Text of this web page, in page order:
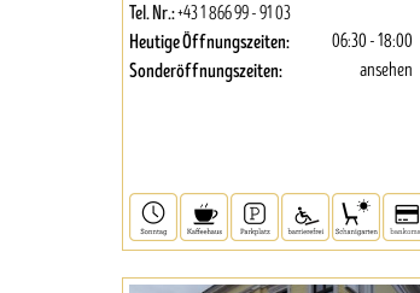
Tel. Nr.:+43 1 866 99 - 91 03
Heutige Öffnungszeiten: 06:30 - 18:00
Sonderöffnungszeiten: ansehen